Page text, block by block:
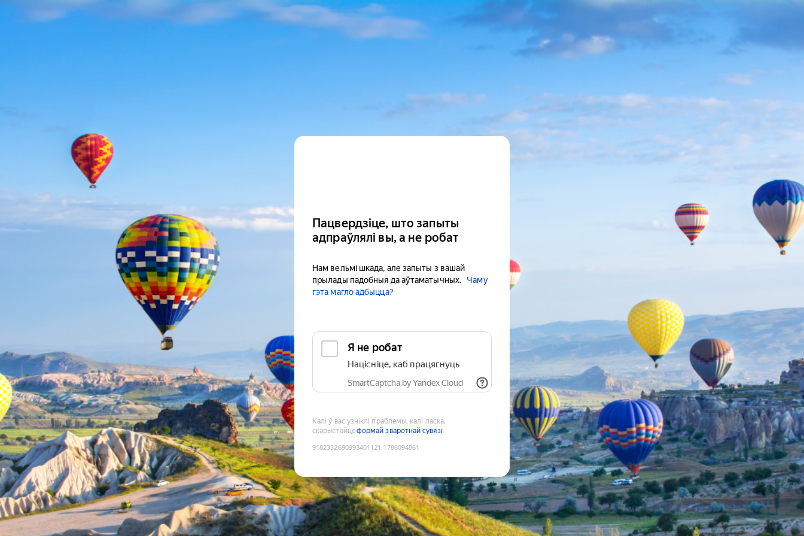
Пацвердзіце, што запыты
адпраўлялі вы, а не робат
Нам вельмі шкада, але запыты з вашай
прылады падобныя да аўтаматычных.
Чаму
гэта магло адбыцца?
Я не робат
Націсніце, каб працягнуць
SmartCaptcha by Yandex Cloud
Калі ў вас узніклі праблемы, калі ласка,
скарыстайцеформай зваротнай сувязі
9182332690993401121 :1786094861